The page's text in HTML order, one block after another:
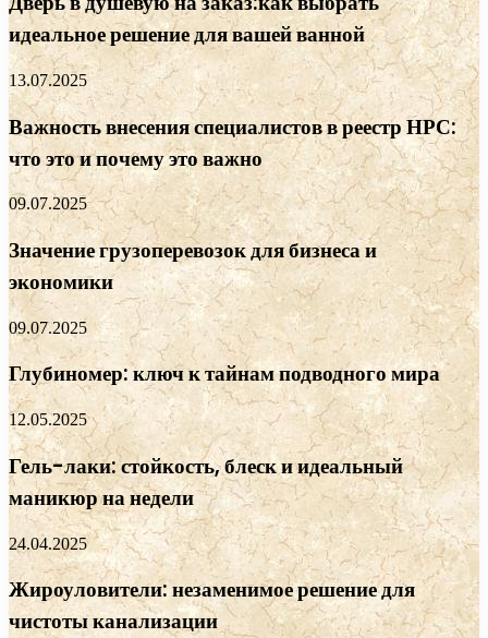
идеальное решение для вашей ванной
13.07.2025
Важность внесения специалистов в реестр НРС:
что это и почему это важно
09.07.2025
Значение грузоперевозок для бизнеса и
экономики
09.07.2025
Глубиномер: ключ к тайнам подводного мира
12.05.2025
Гель-лаки: стойкость, блеск и идеальный
маникюр на недели
24.04.2025
Жироуловители: незаменимое решение для
чистоты канализации